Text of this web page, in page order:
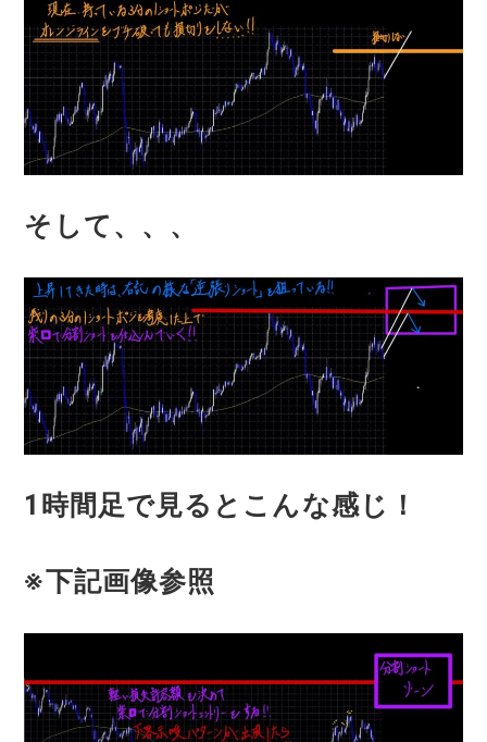
そして、、、
1時間足で見るとこんな感じ！
※下記画像参照